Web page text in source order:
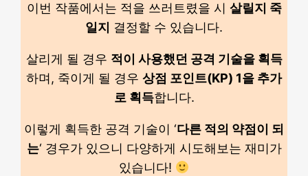
이번 작품에서는 적을 쓰러트렸을 시 살릴지 죽
일지 결정할 수 있습니다.
살리게 될 경우 적이 사용했던 공격 기술을 획득
하며, 죽이게 될 경우 상점 포인트(KP) 1을 추가
로 획득합니다.
이렇게 획득한 공격 기술이 ‘다른 적의 약점이 되
는‘ 경우가 있으니 다양하게 시도해보는 재미가
있습니다!